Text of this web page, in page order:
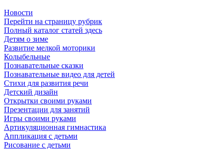
Новости
Перейти на страницу рубрик
Полный каталог статей здесь
Детям о зиме
Развитие мелкой моторики
Колыбельные
Познавательные сказки
Познавательные видео для детей
Стихи для развития речи
Детский дизайн
Открытки своими руками
Презентации для занятий
Игры своими руками
Артикуляционная гимнастика
Аппликация с детьми
Рисование с детьми